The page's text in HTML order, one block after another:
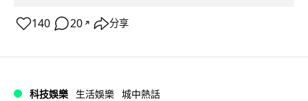
140 20 ↗ 分享
科技娛樂 生活娛樂 城中熱話